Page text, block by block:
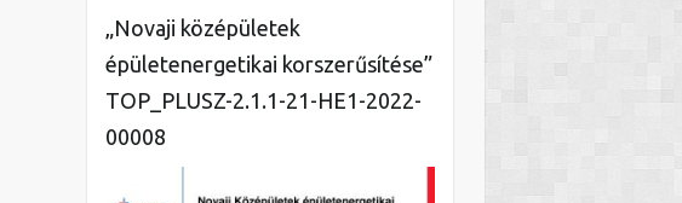
„Novaji középületek
épületenergetikai korszerűsítése”
TOP_PLUSZ-2.1.1-21-HE1-2022-
00008